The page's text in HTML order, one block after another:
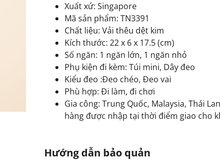
Xuất xứ: Singapore
Mã sản phẩm: TN3391
Chất liệu: Vải thêu dệt kim
Kích thước: 22 x 6 x 17.5 (cm)
Số ngăn: 1 ngăn lớn, 1 ngăn nhỏ
Phụ kiện đi kèm: Túi mini, Dây đeo
Kiểu đeo :Đeo chéo, Đeo vai
Phù hợp: Đi làm, đi chơi
Gia công: Trung Quốc, Malaysia, Thái
hàng được nhập tại thời điểm giao cho
Hướng dẫn bảo quản